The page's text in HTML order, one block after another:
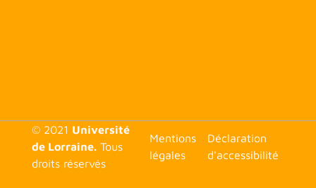
© 2021 Université
de Lorraine.Tous
droits réservés
<none>
Mentions
légales
Déclaration
d'accessibilité